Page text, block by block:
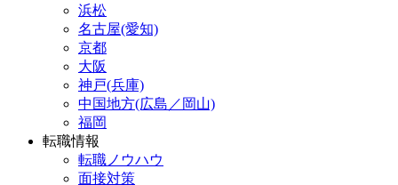
浜松
名古屋(愛知)
京都
大阪
神戸(兵庫)
中国地方(広島／岡山)
福岡
転職情報
転職ノウハウ
面接対策